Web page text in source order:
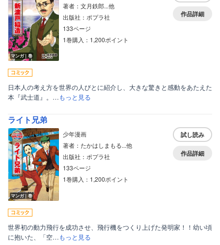
マンガ｜巻
著者：文月鉄郎...他
出版社：ポプラ社
133ページ
1巻購入：1,200ポイント
作品詳細
日本人の考え方を世界の人びとに紹介し、大きな驚きと感動をあたえた
本『武士道』。…もっと見る
ライト兄弟
マンガ｜巻
少年漫画
著者：たかはしまもる...他
出版社：ポプラ社
133ページ
1巻購入：1,200ポイント
試し読み
作品詳細
世界初の動力飛行を成功させ、飛行機をつくり上げた発明家！！幼い頃
に抱いた、「空…もっと見る